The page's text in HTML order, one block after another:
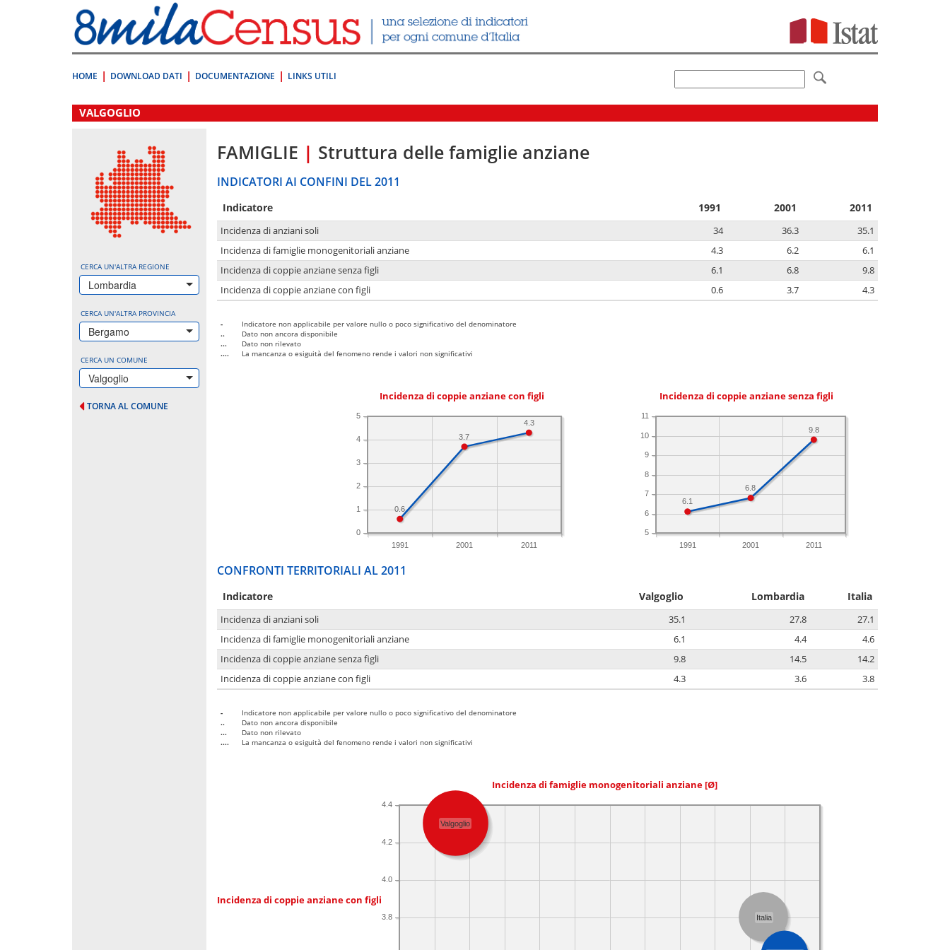
direttamente
a:
Contenuto
HOME DOWNLOAD DATI DOCUMENTAZIONE LINKS UTILI
.
VALGOGLIO
CERCA UN'ALTRA REGIONE
Lombardia
CERCA UN'ALTRA PROVINCIA
Bergamo
CERCA UN COMUNE
Valgoglio
TORNA AL COMUNE
FAMIGLIE | Struttura delle famiglie anziane
INDICATORI AI CONFINI DEL 2011
Indicatore 1991 2001 2011
Incidenza di anziani soli 34 36.3
35.1
Incidenza di famiglie monogenitoriali anziane
4.3 6.2
6.1
Incidenza di coppie anziane senza figli
6.1 6.8
9.8
Incidenza di coppie anziane con figli
0.6 3.7 4.3
-
Indicatore non applicabile per valore nullo o poco significativo del denominatore
..
Dato non ancora disponibile
...
Dato non rilevato
....
La mancanza o esiguità del fenomeno rende i valori non significativi
Incidenza di coppie anziane con figli
1991 2001 2011
0
1
2
3
4
5
4.3
3.7
0.6
Incidenza di coppie anziane senza figli
1991 2001 2011
5
6
7
8
9
10
11
9.8
6.8
6.1
CONFRONTI TERRITORIALI AL 2011
Indicatore Valgoglio Lombardia Italia
Incidenza di anziani soli 35.1 27.8
27.1
Incidenza di famiglie monogenitoriali anziane
6.1 4.4
4.6
Incidenza di coppie anziane senza figli
9.8 14.5
14.2
Incidenza di coppie anziane con figli
4.3 3.6 3.8
-
Indicatore non applicabile per valore nullo o poco significativo del denominatore
..
Dato non ancora disponibile
...
Dato non rilevato
....
La mancanza o esiguità del fenomeno rende i valori non significativi
Incidenza di famiglie monogenitoriali anziane [Ø]
Incidenza di coppie anziane con figli
3.8
4.0
4.2
4.4
Valgoglio
Italia